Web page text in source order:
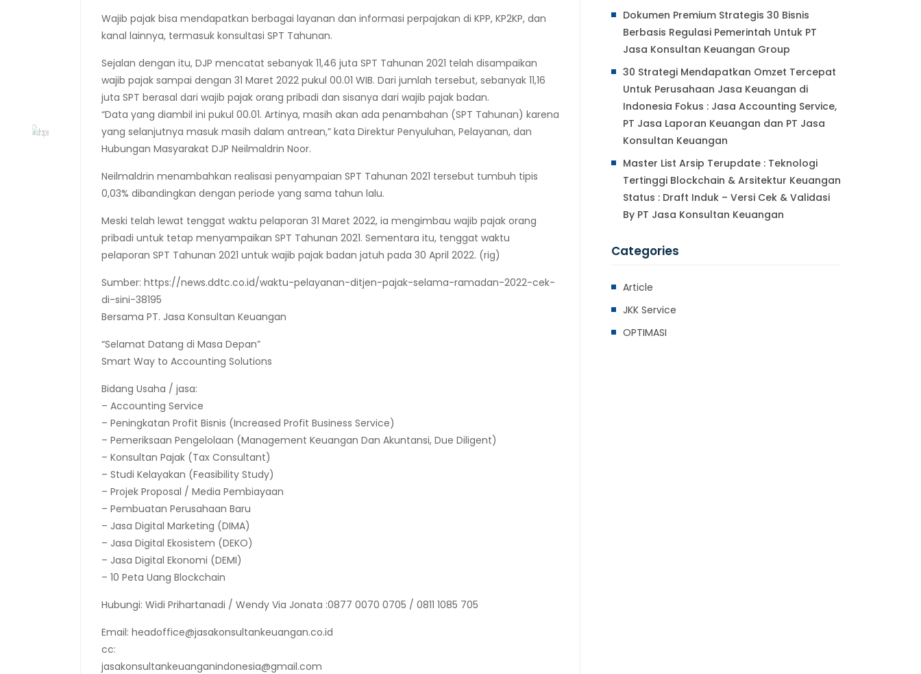
Wajib pajak bisa mendapatkan berbagai layanan dan informasi perpajakan di KPP, KP2KP, dan
kanal lainnya, termasuk konsultasi SPT Tahunan.
Sejalan dengan itu, DJP mencatat sebanyak 11,46 juta SPT Tahunan 2021 telah disampaikan
wajib pajak sampai dengan 31 Maret 2022 pukul 00.01 WIB. Dari jumlah tersebut, sebanyak 11,16
juta SPT berasal dari wajib pajak orang pribadi dan sisanya dari wajib pajak badan.
“Data yang diambil ini pukul 00.01. Artinya, masih akan ada penambahan (SPT Tahunan) karena
yang selanjutnya masuk masih dalam antrean,” kata Direktur Penyuluhan, Pelayanan, dan
Hubungan Masyarakat DJP Neilmaldrin Noor.
Neilmaldrin menambahkan realisasi penyampaian SPT Tahunan 2021 tersebut tumbuh tipis
0,03% dibandingkan dengan periode yang sama tahun lalu.
Meski telah lewat tenggat waktu pelaporan 31 Maret 2022, ia mengimbau wajib pajak orang
pribadi untuk tetap menyampaikan SPT Tahunan 2021. Sementara itu, tenggat waktu
pelaporan SPT Tahunan 2021 untuk wajib pajak badan jatuh pada 30 April 2022. (rig)
Sumber: https://news.ddtc.co.id/waktu-pelayanan-ditjen-pajak-selama-ramadan-2022-cek-
di-sini-38195
Bersama PT. Jasa Konsultan Keuangan
“Selamat Datang di Masa Depan”
Smart Way to Accounting Solutions
Bidang Usaha / jasa:
– Accounting Service
– Peningkatan Profit Bisnis (Increased Profit Business Service)
– Pemeriksaan Pengelolaan (Management Keuangan Dan Akuntansi, Due Diligent)
– Konsultan Pajak (Tax Consultant)
– Studi Kelayakan (Feasibility Study)
– Projek Proposal / Media Pembiayaan
– Pembuatan Perusahaan Baru
– Jasa Digital Marketing (DIMA)
– Jasa Digital Ekosistem (DEKO)
– Jasa Digital Ekonomi (DEMI)
– 10 Peta Uang Blockchain
Hubungi: Widi Prihartanadi / Wendy Via Jonata :0877 0070 0705 / 0811 1085 705
Email: headoffice@jasakonsultankeuangan.co.id
cc:
jasakonsultankeuanganindonesia@gmail.com
Dokumen Premium Strategis 30 Bisnis
Berbasis Regulasi Pemerintah Untuk PT
Jasa Konsultan Keuangan Group
30 Strategi Mendapatkan Omzet Tercepat
Untuk Perusahaan Jasa Keuangan di
Indonesia Fokus : Jasa Accounting Service,
PT Jasa Laporan Keuangan dan PT Jasa
Konsultan Keuangan
Master List Arsip Terupdate : Teknologi
Tertinggi Blockchain & Arsitektur Keuangan
Status : Draft Induk – Versi Cek & Validasi
By PT Jasa Konsultan Keuangan
Categories
Article
JKK Service
OPTIMASI